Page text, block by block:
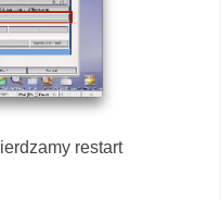
restart